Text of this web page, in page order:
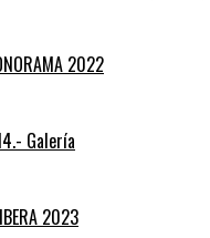
2022
Galería
2023